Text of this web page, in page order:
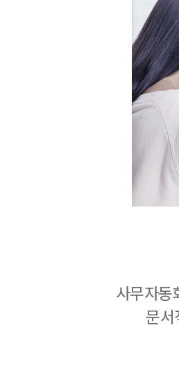
사무자동
문서